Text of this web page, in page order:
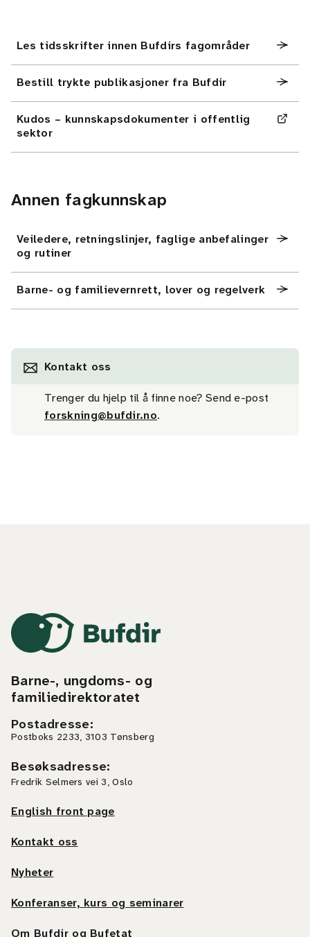
Les tidsskrifter innen Bufdirs fagområder
Bestill trykte publikasjoner fra Bufdir
Kudos – kunnskapsdokumenter i offentlig
sektor
Annen fagkunnskap
Veiledere, retningslinjer, faglige anbefalinger
og rutiner
Barne- og familievernrett, lover og regelverk
Kontakt oss
Trenger du hjelp til å finne noe? Send e-post
forskning@bufdir.no.
Barne-, ungdoms- og
familiedirektoratet
Postadresse:
Postboks 2233, 3103 Tønsberg
Besøksadresse:
Fredrik Selmers vei 3, Oslo
English front page
Kontakt oss
Nyheter
Konferanser, kurs og seminarer
Om Bufdir og Bufetat